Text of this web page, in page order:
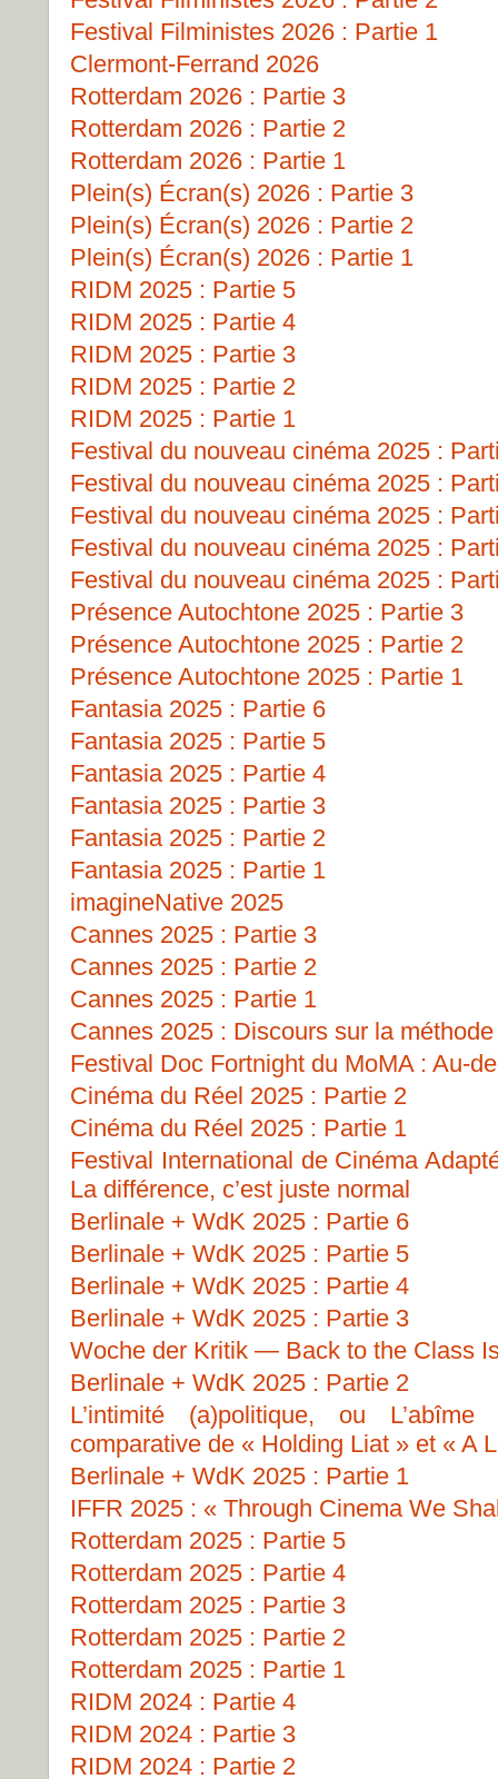
Festival Filministes 2026 : Partie 1
Clermont-Ferrand 2026
Rotterdam 2026 : Partie 3
Rotterdam 2026 : Partie 2
Rotterdam 2026 : Partie 1
Plein(s) Écran(s) 2026 : Partie 3
Plein(s) Écran(s) 2026 : Partie 2
Plein(s) Écran(s) 2026 : Partie 1
RIDM 2025 : Partie 5
RIDM 2025 : Partie 4
RIDM 2025 : Partie 3
RIDM 2025 : Partie 2
RIDM 2025 : Partie 1
Festival du nouveau cinéma 2025 :
Festival du nouveau cinéma 2025 :
Festival du nouveau cinéma 2025 :
Festival du nouveau cinéma 2025 :
Festival du nouveau cinéma 2025 :
Présence Autochtone 2025 : Partie 3
Présence Autochtone 2025 : Partie 2
Présence Autochtone 2025 : Partie 1
Fantasia 2025 : Partie 6
Fantasia 2025 : Partie 5
Fantasia 2025 : Partie 4
Fantasia 2025 : Partie 3
Fantasia 2025 : Partie 2
Fantasia 2025 : Partie 1
imagineNative 2025
Cannes 2025 : Partie 3
Cannes 2025 : Partie 2
Cannes 2025 : Partie 1
Cannes 2025 : Discours sur la méthode
Festival Doc Fortnight du MoMA : Au-
Cinéma du Réel 2025 : Partie 2
Cinéma du Réel 2025 : Partie 1
Festival International de Cinéma
La différence, c’est juste normal
Berlinale + WdK 2025 : Partie 6
Berlinale + WdK 2025 : Partie 5
Berlinale + WdK 2025 : Partie 4
Berlinale + WdK 2025 : Partie 3
Woche der Kritik — Back to the Class
Berlinale + WdK 2025 : Partie 2
L’intimité (a)politique, ou
comparative de « Holding Liat » et « A
Berlinale + WdK 2025 : Partie 1
IFFR 2025 : « Through Cinema We
Rotterdam 2025 : Partie 5
Rotterdam 2025 : Partie 4
Rotterdam 2025 : Partie 3
Rotterdam 2025 : Partie 2
Rotterdam 2025 : Partie 1
RIDM 2024 : Partie 4
RIDM 2024 : Partie 3
RIDM 2024 : Partie 2